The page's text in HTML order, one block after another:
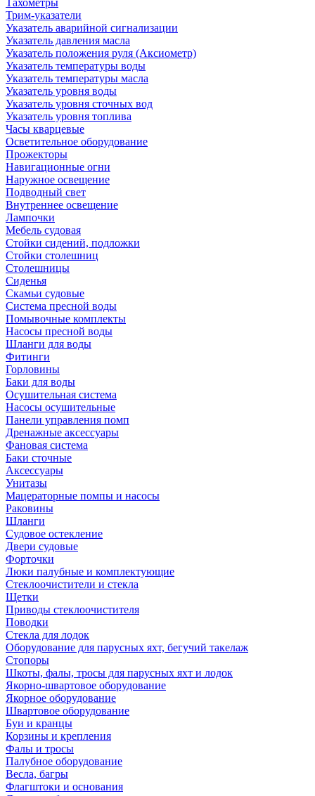
Тахометры
Трим-указатели
Указатель аварийной сигнализации
Указатель давления масла
Указатель положения руля (Аксиометр)
Указатель температуры воды
Указатель температуры масла
Указатель уровня воды
Указатель уровня сточных вод
Указатель уровня топлива
Часы кварцевые
Осветительное оборудование
Прожекторы
Навигационные огни
Наружное освещение
Подводный свет
Внутреннее освещение
Лампочки
Мебель судовая
Стойки сидений, подложки
Стойки столешниц
Столешницы
Сиденья
Скамьи судовые
Система пресной воды
Помывочные комплекты
Насосы пресной воды
Шланги для воды
Фитинги
Горловины
Баки для воды
Осушительная система
Насосы осушительные
Панели управления помп
Дренажные аксессуары
Фановая система
Баки сточные
Аксессуары
Унитазы
Мацераторные помпы и насосы
Раковины
Шланги
Судовое остекление
Двери судовые
Форточки
Люки палубные и комплектующие
Стеклоочистители и стекла
Щетки
Приводы стеклоочистителя
Поводки
Стекла для лодок
Оборудование для парусных яхт, бегучий такелаж
Стопоры
Шкоты, фалы, тросы для парусных яхт и лодок
Якорно-швартовое оборудование
Якорное оборудование
Швартовое оборудование
Буи и кранцы
Корзины и крепления
Фалы и тросы
Палубное оборудование
Весла, багры
Флагштоки и основания